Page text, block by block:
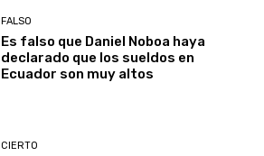
FALSO
Es falso que Daniel Noboa haya
declarado que los sueldos en
Ecuador son muy altos
CIERTO